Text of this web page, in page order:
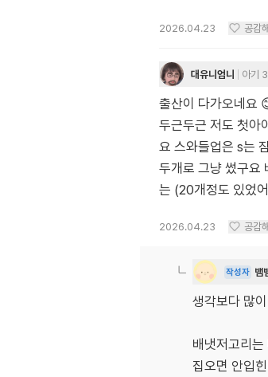
2026.04.23 공감
대유니엄니 아기
출산이 다가오네요
두근두근 저도 첫아
요 스와들업은 s는
두개로 그냥 썼구요
는 (20개정도 있었
2026.04.23 공감
작성자 뱀
생각보다 많
배냇저고리
집오면 안입